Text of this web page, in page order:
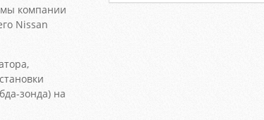
компании
Nissan
зонда) на